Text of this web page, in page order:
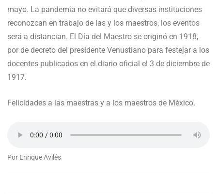
mayo. La pandemia no evitará que diversas instituciones
reconozcan en trabajo de las y los maestros, los eventos
será a distancian. El Día del Maestro se originó en 1918,
por de decreto del presidente Venustiano para festejar a los
docentes publicados en el diario oficial el 3 de diciembre de
1917.
Felicidades a las maestras y a los maestros de México.
Por Enrique Avilés